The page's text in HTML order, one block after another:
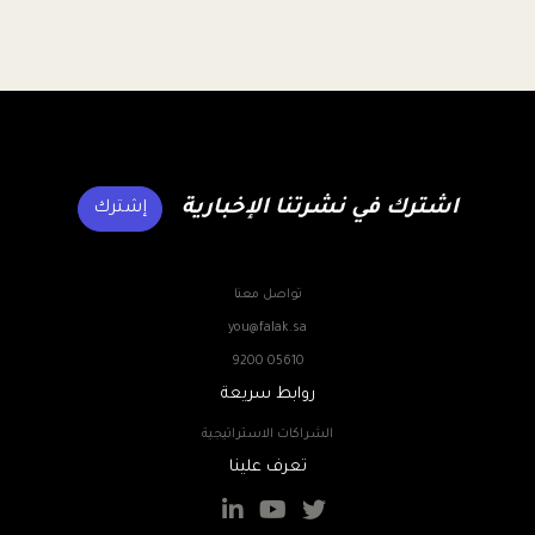
اشترك في نشرتنا الإخبارية إشترك
تواصل معنا
you@falak.sa
9200 05610
روابط سريعة
الشراكات الاستراتيجية
تعرف علينا